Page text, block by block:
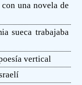
una novela de
sueca trabajaba
vertical